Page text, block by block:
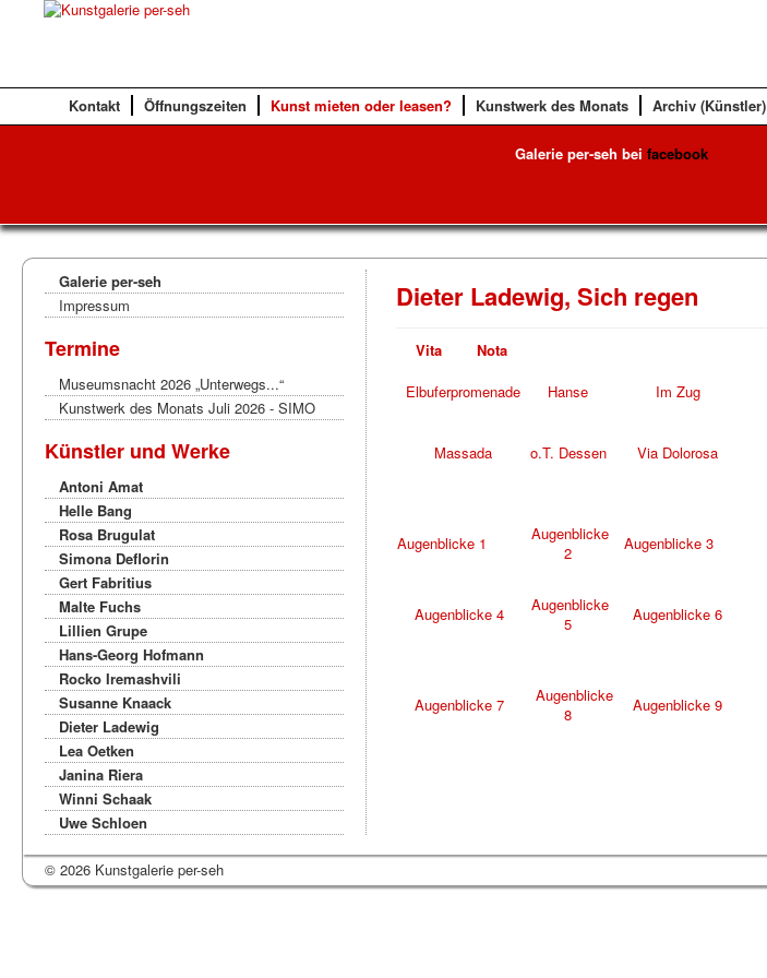
Kontakt Öffnungszeiten Kunst mieten oder leasen? Kunstwerk des Monats Archiv (Künstler)
Galerie per-seh bei facebook
Galerie per-seh
Impressum
Termine
Museumsnacht 2026 „Unterwegs...“
Kunstwerk des Monats Juli 2026 - SIMO
Künstler und Werke
Antoni Amat
Helle Bang
Rosa Brugulat
Simona Deflorin
Gert Fabritius
Malte Fuchs
Lillien Grupe
Hans-Georg Hofmann
Rocko Iremashvili
Susanne Knaack
Dieter Ladewig
Lea Oetken
Janina Riera
Winni Schaak
Uwe Schloen
Dieter Ladewig, Sich regen
Vita
Nota
Elbuferpromenade
Hanse Im Zug
Massada o.T. Dessen Via Dolorosa
Augenblicke 1
Augenblicke
2
Augenblicke 3
Augenblicke 4
Augenblicke
5
Augenblicke 6
Augenblicke 7
Augenblicke
8
Augenblicke 9
© 2026 Kunstgalerie per-seh